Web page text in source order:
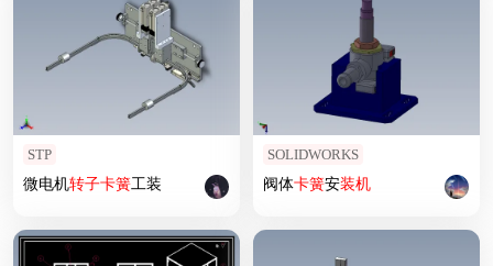
STP
微电机转子卡簧工装
SOLIDWORKS
阀体卡簧安装机